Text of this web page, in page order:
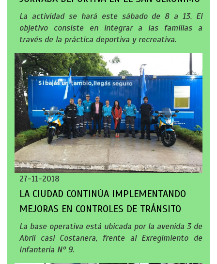
La actividad se hará este sábado de 8 a 13. El
objetivo consiste en integrar a las familias a
través de la práctica deportiva y recreativa.
27-11-2018
LA CIUDAD CONTINÚA IMPLEMENTANDO
MEJORAS EN CONTROLES DE TRÁNSITO
La base operativa está ubicada por la avenida 3 de
Abril casi Costanera, frente al Exregimiento de
Infantería Nº 9.